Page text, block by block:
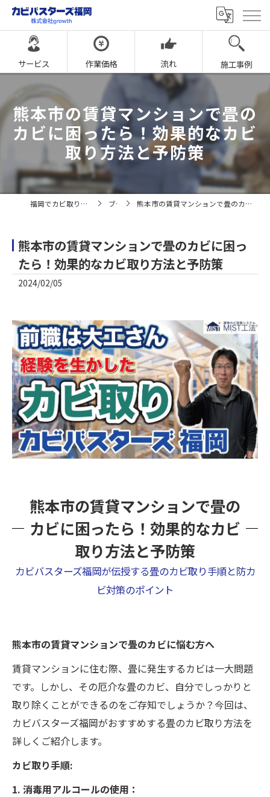
サービス 作業価格 流れ 施工事例
熊本市の賃貸マンションで畳の
カビに困ったら！効果的なカビ
取り方法と予防策
福岡でカビ取りならカビバスターズ福岡 ブログ 熊本市の賃貸マンションで畳のカビに困ったら！効果的なカビ取り方法と予防策
熊本市の賃貸マンションで畳のカビに困っ
たら！効果的なカビ取り方法と予防策
2024/02/05
熊本市の賃貸マンションで畳の
カビに困ったら！効果的なカビ
取り方法と予防策
カビバスターズ福岡が伝授する畳のカビ取り手順と防カ
ビ対策のポイント
熊本市の賃貸マンションで畳のカビに悩む方へ
賃貸マンションに住む際、畳に発生するカビは一大問題
です。しかし、その厄介な畳のカビ、自分でしっかりと
取り除くことができるのをご存知でしょうか？今回は、
カビバスターズ福岡がおすすめする畳のカビ取り方法を
詳しくご紹介します。
カビ取り手順:
1. 消毒用アルコールの使用：